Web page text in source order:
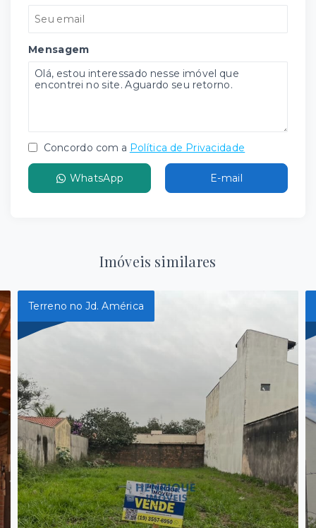
Mensagem
Concordo com a Política de Privacidade
WhatsApp E-mail
Imóveis similares
Terreno no Jd. América